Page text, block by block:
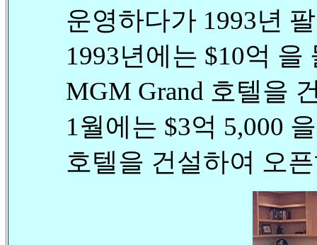
운영하다가 1993년
1993년에는 $10억 을
MGM Grand 호텔을
1월에는 $3억 5,000
호텔을 건설하여 오